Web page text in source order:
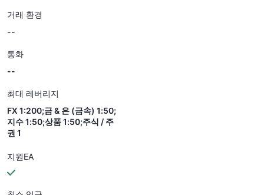
거래 환경
--
통화
--
최대 레버리지
FX 1:200;금 & 은 (금속) 1:50;
지수 1:50;상품 1:50;주식 / 주
권 1
지원EA